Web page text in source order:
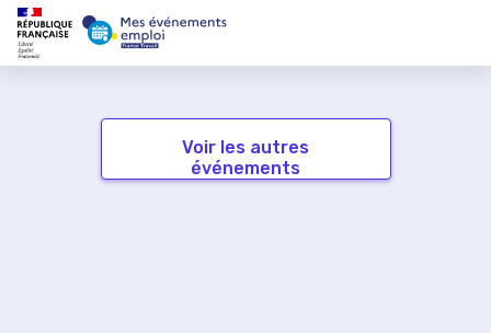
Voir les autres
événements